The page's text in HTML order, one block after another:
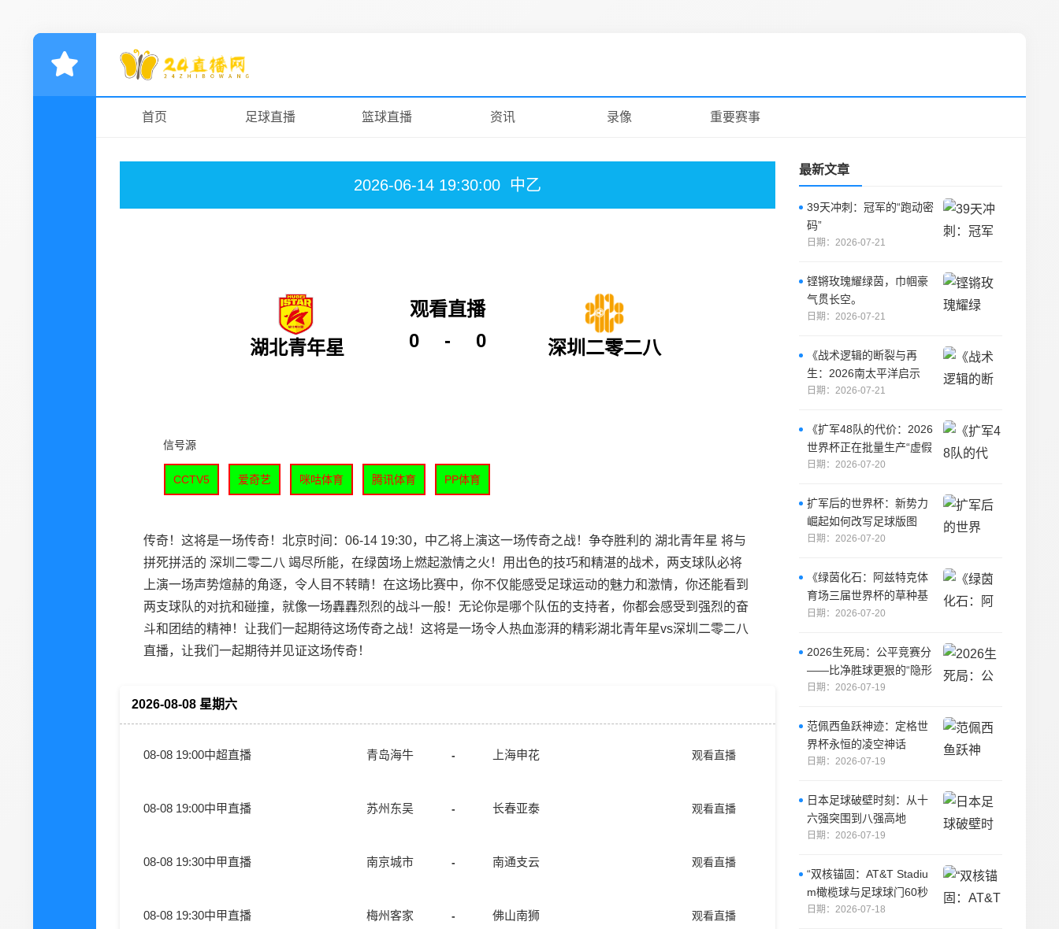
首页 足球直播 篮球直播 资讯 录像 重要赛事
2026-06-14 19:30:00 中乙
湖北青年星 0 - 0
观看直播
深圳二零二八
信号源
CCTV5 爱奇艺 咪咕体育 腾讯体育 PP体育
传奇！这将是一场传奇！北京时间：06-14 19:30，中乙将上演这一场传奇之战！争夺胜利的 湖北青年星 将与
拼死拼活的 深圳二零二八 竭尽所能，在绿茵场上燃起激情之火！用出色的技巧和精湛的战术，两支球队必将
上演一场声势煊赫的角逐，令人目不转睛！在这场比赛中，你不仅能感受足球运动的魅力和激情，你还能看到
两支球队的对抗和碰撞，就像一场轟轟烈烈的战斗一般！无论你是哪个队伍的支持者，你都会感受到强烈的奋
斗和团结的精神！让我们一起期待这场传奇之战！这将是一场令人热血澎湃的精彩湖北青年星vs深圳二零二八
直播，让我们一起期待并见证这场传奇！
2026-08-08 星期六
08-08 19:00中超直播 青岛海牛 - 上海申花 观看直播
08-08 19:00中甲直播 苏州东吴 - 长春亚泰 观看直播
08-08 19:30中甲直播 南京城市 - 南通支云 观看直播
08-08 19:30中甲直播 梅州客家 - 佛山南狮 观看直播
最新文章
39天冲刺：冠军的“跑动密
码”
日期：2026-07-21
铿锵玫瑰耀绿茵，巾帼豪
气贯长空。
日期：2026-07-21
《战术逻辑的断裂与再
生：2026南太平洋启示
录》
日期：2026-07-21
《扩军48队的代价：2026
世界杯正在批量生产“虚假
奇迹”》
日期：2026-07-20
扩军后的世界杯：新势力
崛起如何改写足球版图
日期：2026-07-20
《绿茵化石：阿兹特克体
育场三届世界杯的草种基
因与生态史诗》
日期：2026-07-20
2026生死局：公平竞赛分
——比净胜球更狠的“隐形
判罚”
日期：2026-07-19
范佩西鱼跃神迹：定格世
界杯永恒的凌空神话
日期：2026-07-19
日本足球破壁时刻：从十
六强突围到八强高地
日期：2026-07-19
“双核锚固：AT&T Stadiu
m橄榄球与足球球门60秒
切换的机械力学解密”
日期：2026-07-18